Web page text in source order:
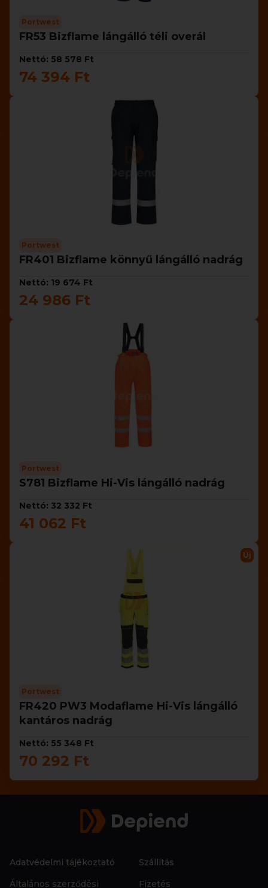
Portwest
FR53 Bizflame lángálló téli overál
Nettó: 58 578 Ft
74 394 Ft
Portwest
FR401 Bizflame könnyű lángálló nadrág
Nettó: 19 674 Ft
24 986 Ft
Portwest
S781 Bizflame Hi-Vis lángálló nadrág
Nettó: 32 332 Ft
41 062 Ft
Új
Portwest
FR420 PW3 Modaflame Hi-Vis lángálló
kantáros nadrág
Nettó: 55 348 Ft
70 292 Ft
Adatvédelmi tájékoztató
Általános szerződési
Szállítás
Fizetés